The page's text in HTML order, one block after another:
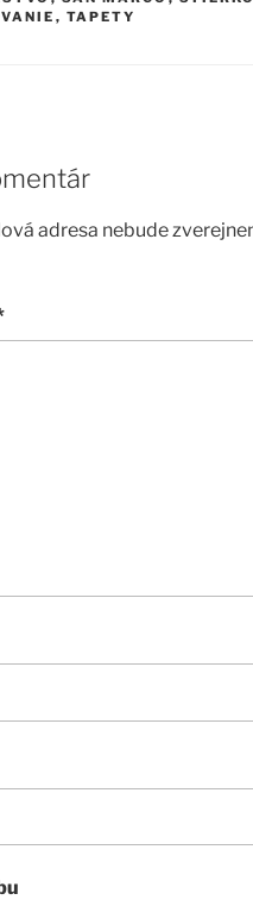
, TAPETY
adresa nebude